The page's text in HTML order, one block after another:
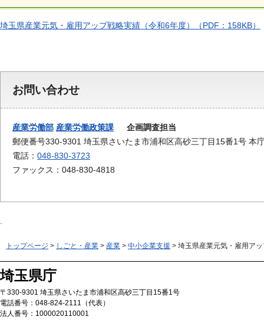
埼玉県産業元気・雇用アップ戦略実績（令和6年度）（PDF：158KB）
お問い合わせ
産業労働部 産業労働政策課 企画調査担当
郵便番号330-9301 埼玉県さいたま市浦和区高砂三丁目15番1号 本
電話： 048-830-3723
ファックス：048-830-4818
トップページ > しごと・産業 > 産業 > 中小企業支援 > 埼玉県産業元気・雇用ア
埼玉県庁
〒330-9301 埼玉県さいたま市浦和区高砂三丁目15番1号
電話番号：048-824-2111（代表）
法人番号：1000020110001